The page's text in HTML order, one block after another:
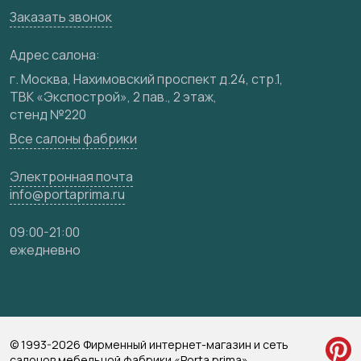
Медиацентр
Видео
Карта сайта
Заказать звонок
Адрес салона:
г. Москва, Нахимовский проспект д.24, стр.1,
ТВК «Экспострой», 2 пав., 2 этаж,
стенд №220
Все салоны фабрики
Электронная почта
info@portaprima.ru
09:00-21:00
ежедневно
© 1993-2026 Фирменный интернет-магазин и сеть